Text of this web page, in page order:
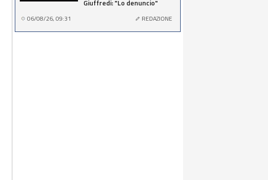
Giuffredi: "Lo denuncio"
06/08/26, 09:31 REDAZIONE